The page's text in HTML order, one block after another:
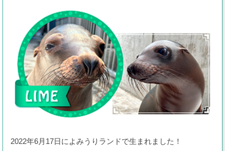
2022年6月17日によみうりランドで生まれました！